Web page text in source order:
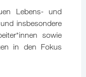
Lebens- und
insbesondere
sowie
in den Fokus